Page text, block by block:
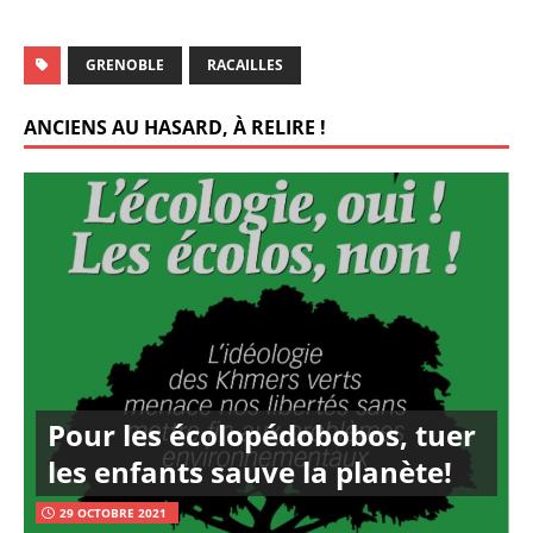
GRENOBLE RACAILLES
ANCIENS AU HASARD, À RELIRE !
Pour les écolopédobobos, tuer
les enfants sauve la planète!
29 OCTOBRE 2021